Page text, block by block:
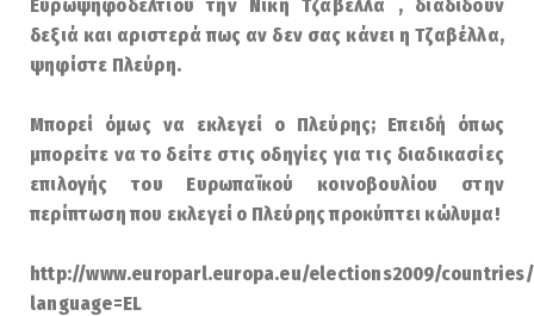
Ευρωψηφοδελτίου την Νίκη Τζαβέλλα , διαδίδουν
δεξιά και αριστερά πως αν δεν σας κάνει η Τζαβέλλα,
ψηφίστε Πλεύρη.
Μπορεί όμως να εκλεγεί ο Πλεύρης; Επειδή όπως
μπορείτε να το δείτε στις οδηγίες για τις διαδικασίες
επιλογής του Ευρωπαϊκού κοινοβουλίου στην
περίπτωση που εκλεγεί ο Πλεύρης προκύπτει κώλυμα!
http://www.europarl.europa.eu/elections2009/
language=EL